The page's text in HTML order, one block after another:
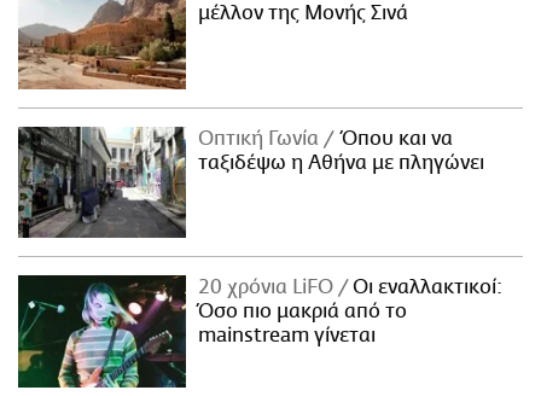
μέλλον της Μονής Σινά
Οπτική Γωνία
Όπου και να
ταξιδέψω η Αθήνα με πληγώνει
20 χρόνια LiFO
Οι εναλλακτικοί:
Όσο πιο μακριά από το
mainstream γίνεται